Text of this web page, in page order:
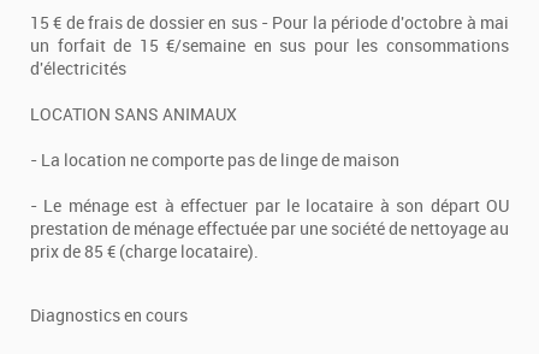
15 € de frais de dossier en sus - Pour la période d'octobre à mai
un forfait de 15 €/semaine en sus pour les consommations
d'électricités
LOCATION SANS ANIMAUX
- La location ne comporte pas de linge de maison
- Le ménage est à effectuer par le locataire à son départ OU
prestation de ménage effectuée par une société de nettoyage au
prix de 85 € (charge locataire).
Diagnostics en cours